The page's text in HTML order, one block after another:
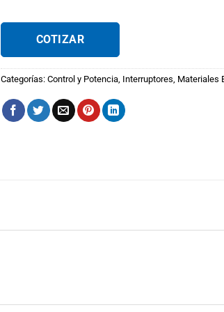
COTIZAR
Categorías: Control y Potencia, Interruptores, Materiales